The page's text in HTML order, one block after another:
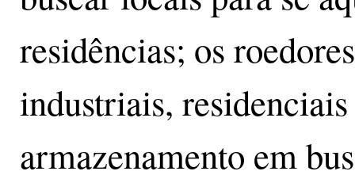
residências; os
industriais,
armazenamento em